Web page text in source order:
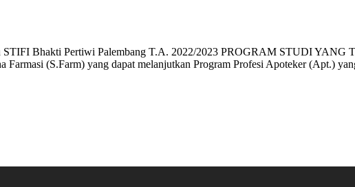
STIFI Bhakti Pertiwi Palembang T.A. 2022/2023 PROGRAM STUDI
(S.Farm) yang dapat melanjutkan Program Profesi Apoteker (Apt.)